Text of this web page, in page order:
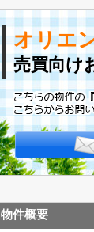
オリエ
売買向け
物件概要